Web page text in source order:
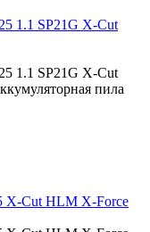
1.1 SP21G X-Cut
1.1 SP21G X-Cut
пила
X-Cut HLM X-Force